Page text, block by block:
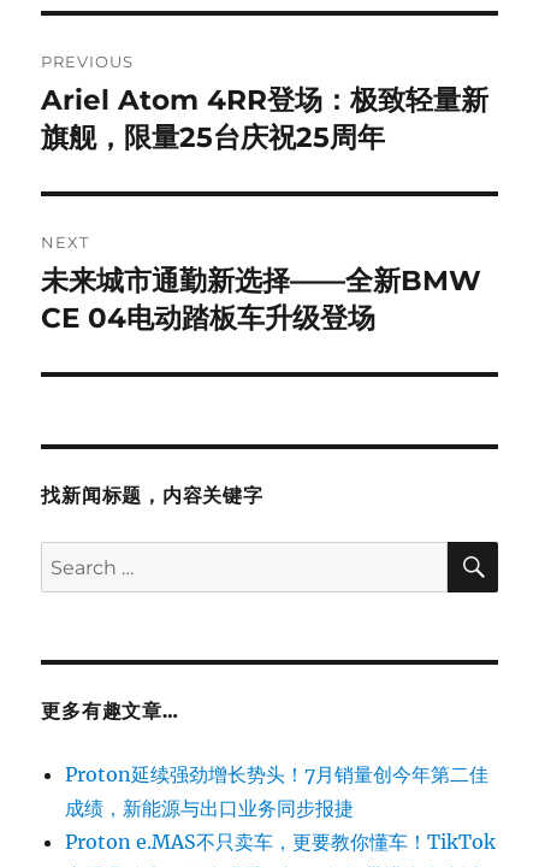
navigation
PREVIOUS
Previous
post:
Ariel Atom 4RR登场：极致轻量新
旗舰，限量25台庆祝25周年
NEXT
Next
post:
未来城市通勤新选择——全新BMW
CE 04电动踏板车升级登场
找新闻标题，内容关键字
Search
for:
更多有趣文章…
Proton延续强劲增长势头！7月销量创今年第二佳
成绩，新能源与出口业务同步报捷
Proton e.MAS不只卖车，更要教你懂车！TikTok